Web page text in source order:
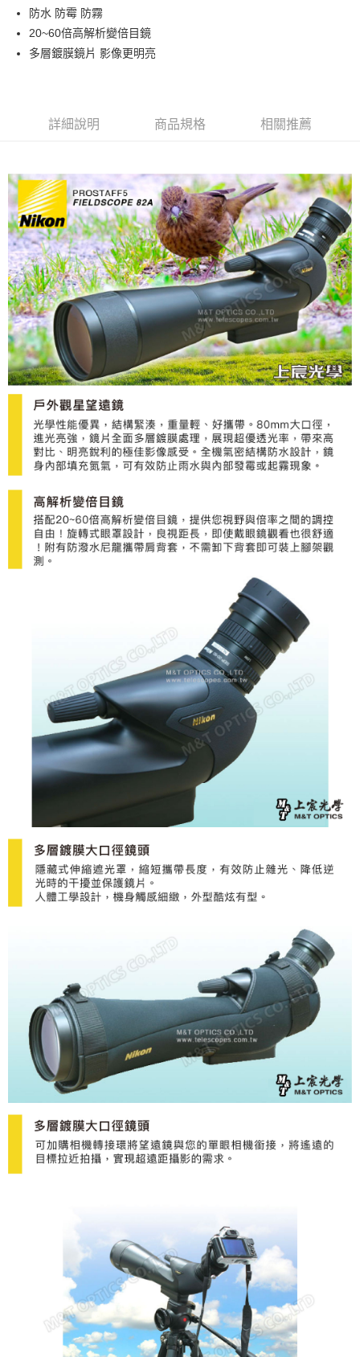
台灣離島寄送(基本運費100元+離島加收80元)
每筆NT$180，滿NT$2,000(含以上)免運費
防水 防霉 防霧
20~60倍高解析變倍目鏡
多層鍍膜鏡片 影像更明亮
詳細說明 商品規格 相關推薦